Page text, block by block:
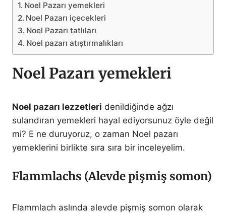
Noel Pazarı yemekleri
Noel Pazarı içecekleri
Noel Pazarı tatlıları
Noel pazarı atıştırmalıkları
Noel Pazarı yemekleri
Noel pazarı lezzetleri denildiğinde ağzı
sulandıran yemekleri hayal ediyorsunuz öyle değil
mi? E ne duruyoruz, o zaman Noel pazarı
yemeklerini birlikte sıra sıra bir inceleyelim.
Flammlachs (Alevde pişmiş somon)
Flammlach aslında alevde pişmiş somon olarak